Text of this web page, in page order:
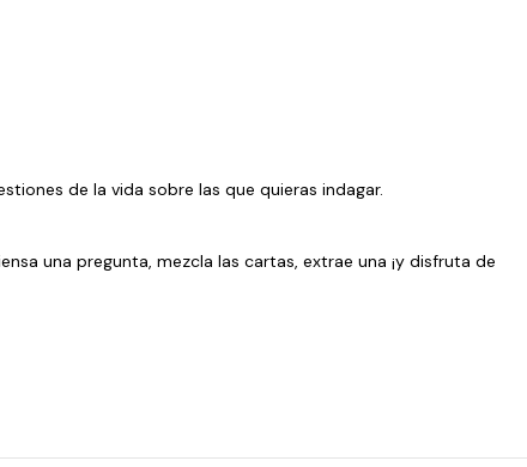
de la vida sobre las que quieras indagar.
una pregunta, mezcla las cartas, extrae una ¡y disfruta de